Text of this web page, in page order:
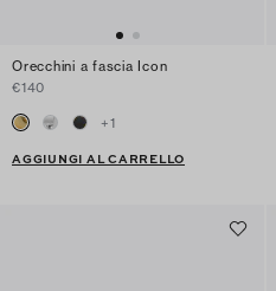
Orecchini a fascia Icon
€140
+1
AGGIUNGI AL CARRELLO